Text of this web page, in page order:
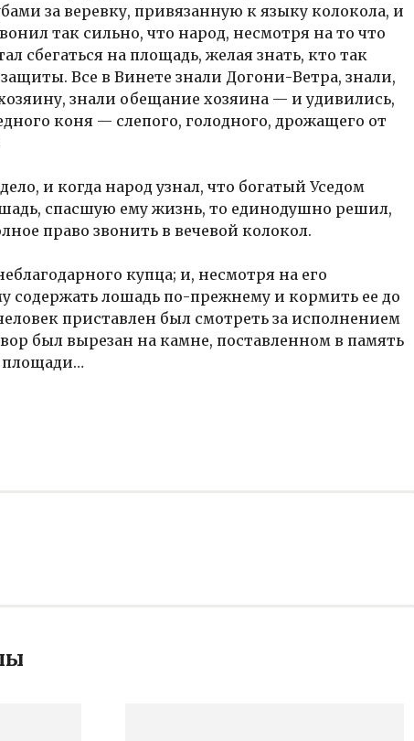
за веревку, привязанную к языку колокола, и
так сильно, что народ, несмотря на то что
сбегаться на площадь, желая знать, кто так
Все в Винете знали Догони-Ветра, знали,
знали обещание хозяина — и удивились,
коня — слепого, голодного, дрожащего от
и когда народ узнал, что богатый Уседом
спасшую ему жизнь, то единодушно решил,
право звонить в вечевой колокол.
купца; и, несмотря на его
содержать лошадь по-прежнему и кормить ее до
приставлен был смотреть за исполнением
был вырезан на камне, поставленном в память
площади…